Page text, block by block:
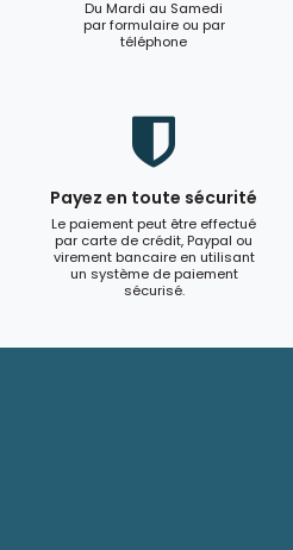
Du Mardi au Samedi
par formulaire ou par
téléphone
Payez en toute sécurité
Le paiement peut être effectué
par carte de crédit, Paypal ou
virement bancaire en utilisant
un système de paiement
sécurisé.